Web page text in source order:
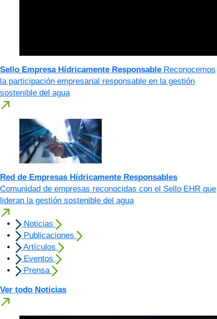
Sello Empresa Hídricamente Responsable Reconocemos
la participación empresarial responsable en la gestión
sostenible del agua
Red de Empresas Hídricamente Responsables
Comunidad de empresas reconocidas con el Sello EHR que
lideran la gestión sostenible del agua
Noticias
Publicaciones
Artículos
Eventos
Prensa
Ver todo Noticias